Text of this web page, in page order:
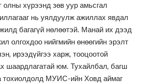
хүрээнд зөв уур амьсгал
нь уялдуулж ажиллах явдал
багагүй нөлөөтэй. Манай их дээд
олгохдоо нийгмийн өнөөгийн эрэлт
ирээдүйгээ харж, тооцоотой
шаардлагатай юм. Тухайлбал, багш
тохиолдолд МУИС-ийн Ховд аймаг